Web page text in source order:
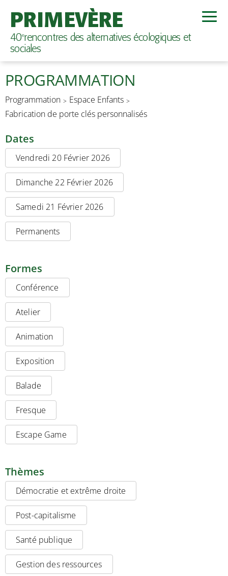
PRIMEVÈRE
40erencontres des alternatives écologiques et
sociales
PROGRAMMATION
Programmation
Espace Enfants
Fabrication de porte clés personnalisés
Dates
Vendredi 20 Février 2026
Dimanche 22 Février 2026
Samedi 21 Février 2026
Permanents
Formes
Conférence
Atelier
Animation
Exposition
Balade
Fresque
Escape Game
Thèmes
Démocratie et extrême droite
Post-capitalisme
Santé publique
Gestion des ressources